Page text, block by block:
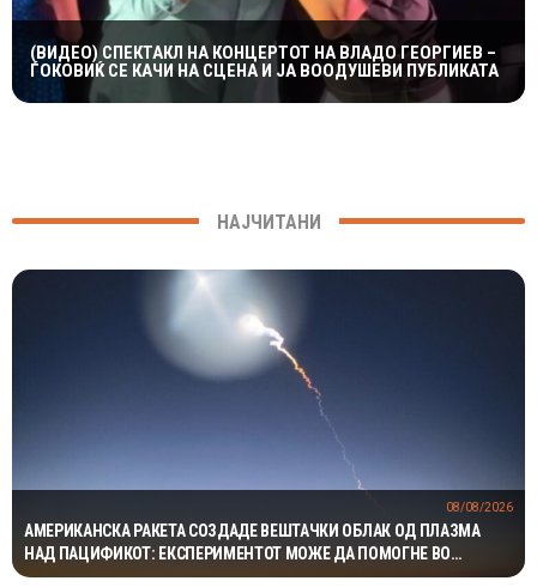
(ВИДЕО) СПЕКТАКЛ НА КОНЦЕРТОТ НА ВЛАДО ГЕОРГИЕВ –
ЃОКОВИЌ СЕ КАЧИ НА СЦЕНА И ЈА ВООДУШЕВИ ПУБЛИКАТА
НАЈЧИТАНИ
АМЕРИКАНСКА РАКЕТА СОЗДАДЕ ВЕШТАЧКИ ОБЛАК ОД ПЛАЗМА
НАД ПАЦИФИКОТ: ЕКСПЕРИМЕНТОТ МОЖЕ ДА ПОМОГНЕ ВО
ЗАШТИТАТА НА САТЕЛИТИТЕ
08/08/2026